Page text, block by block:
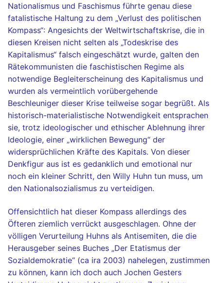
Nationalismus und Faschismus führte genau diese
fatalistische Haltung zu dem „Verlust des politischen
Kompass“: Angesichts der Weltwirtschaftskrise, die in
diesen Kreisen nicht selten als „Todeskrise des
Kapitalismus“ falsch eingeschätzt wurde, galten den
Rätekommunisten die faschistischen Regime als
notwendige Begleiterscheinung des Kapitalismus und
wurden als vermeintlich vorübergehende
Beschleuniger dieser Krise teilweise sogar begrüßt. Als
historisch-materialistische Notwendigkeit entsprachen
sie, trotz ideologischer und ethischer Ablehnung ihrer
Ideologie, einer „wirklichen Bewegung“ der
widersprüchlichen Kräfte des Kapitals. Von dieser
Denkfigur aus ist es gedanklich und emotional nur
noch ein kleiner Schritt, den Willy Huhn tun muss, um
den Nationalsozialismus zu verteidigen.
Offensichtlich hat dieser Kompass allerdings des
Öfteren ziemlich verrückt ausgeschlagen. Ohne der
völligen Verurteilung Huhns als Antisemiten, die die
Herausgeber seines Buches „Der Etatismus der
Sozialdemokratie“ (ca ira 2003) nahelegen, zustimmen
zu können, kann ich doch auch Jochen Gesters